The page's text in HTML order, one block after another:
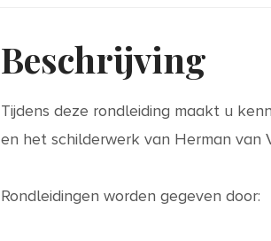
Beschrijving
Tijdens deze rondleiding maakt u
en het schilderwerk van Herman van
Rondleidingen worden gegeven door: